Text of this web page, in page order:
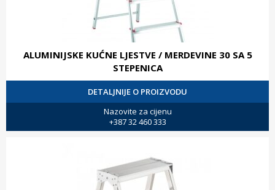
ALUMINIJSKE KUĆNE LJESTVE / MERDEVINE 30 SA 5
STEPENICA
DETALJNIJE O PROIZVODU
Nazovite za cijenu
+387 32 460 333